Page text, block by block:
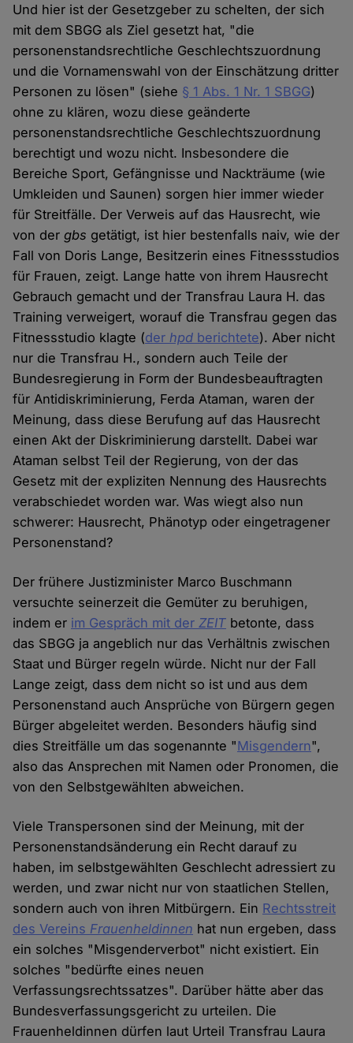
Und hier ist der Gesetzgeber zu schelten, der sich
mit dem SBGG als Ziel gesetzt hat, "die
personenstandsrechtliche Geschlechtszuordnung
und die Vornamenswahl von der Einschätzung dritter
Personen zu lösen" (siehe § 1 Abs. 1 Nr. 1 SBGG)
ohne zu klären, wozu diese geänderte
personenstandsrechtliche Geschlechtszuordnung
berechtigt und wozu nicht. Insbesondere die
Bereiche Sport, Gefängnisse und Nackträume (wie
Umkleiden und Saunen) sorgen hier immer wieder
für Streitfälle. Der Verweis auf das Hausrecht, wie
von dergbs getätigt, ist hier bestenfalls naiv, wie der
Fall von Doris Lange, Besitzerin eines Fitnessstudios
für Frauen, zeigt. Lange hatte von ihrem Hausrecht
Gebrauch gemacht und der Transfrau Laura H. das
Training verweigert, worauf die Transfrau gegen das
Fitnessstudio klagte (der hpd berichtete). Aber nicht
nur die Transfrau H., sondern auch Teile der
Bundesregierung in Form der Bundesbeauftragten
für Antidiskriminierung, Ferda Ataman, waren der
Meinung, dass diese Berufung auf das Hausrecht
einen Akt der Diskriminierung darstellt. Dabei war
Ataman selbst Teil der Regierung, von der das
Gesetz mit der expliziten Nennung des Hausrechts
verabschiedet worden war. Was wiegt also nun
schwerer: Hausrecht, Phänotyp oder eingetragener
Personenstand?
Der frühere Justizminister Marco Buschmann
versuchte seinerzeit die Gemüter zu beruhigen,
indem er im Gespräch mit der ZEIT betonte, dass
das SBGG ja angeblich nur das Verhältnis zwischen
Staat und Bürger regeln würde. Nicht nur der Fall
Lange zeigt, dass dem nicht so ist und aus dem
Personenstand auch Ansprüche von Bürgern gegen
Bürger abgeleitet werden. Besonders häufig sind
dies Streitfälle um das sogenannte "Misgendern",
also das Ansprechen mit Namen oder Pronomen, die
von den Selbstgewählten abweichen.
Viele Transpersonen sind der Meinung, mit der
Personenstandsänderung ein Recht darauf zu
haben, im selbstgewählten Geschlecht adressiert zu
werden, und zwar nicht nur von staatlichen Stellen,
sondern auch von ihren Mitbürgern. Ein Rechtsstreit
des Vereins Frauenheldinnen hat nun ergeben, dass
ein solches "Misgenderverbot" nicht existiert. Ein
solches "bedürfte eines neuen
Verfassungsrechtssatzes". Darüber hätte aber das
Bundesverfassungsgericht zu urteilen. Die
Frauenheldinnen dürfen laut Urteil Transfrau Laura